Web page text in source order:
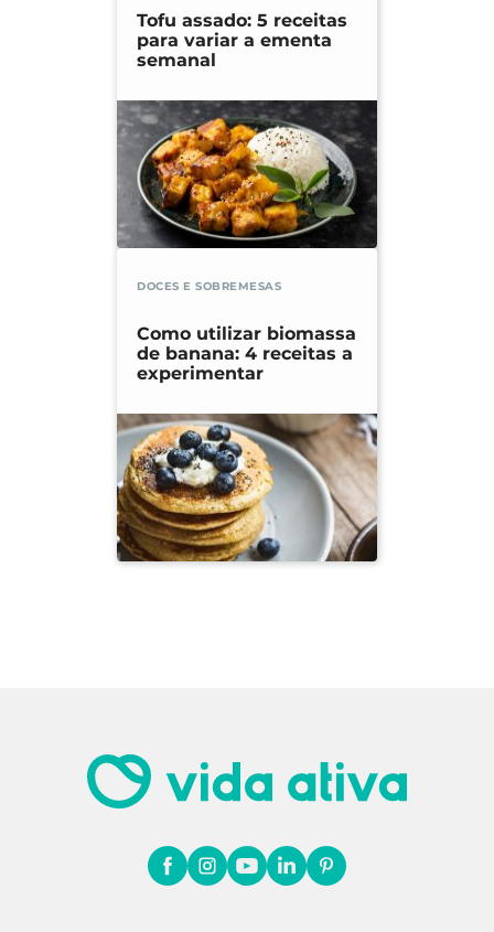
Tofu assado: 5 receitas
para variar a ementa
semanal
DOCES E SOBREMESAS
Como utilizar biomassa
de banana: 4 receitas a
experimentar